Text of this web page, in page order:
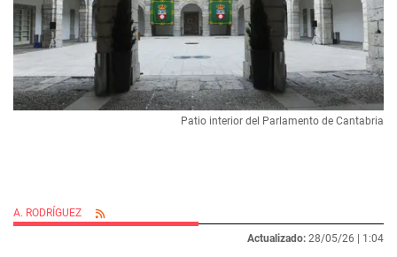
Patio interior del Parlamento de Cantabria
A. RODRÍGUEZ
Actualizado: 28/05/26 | 1:04